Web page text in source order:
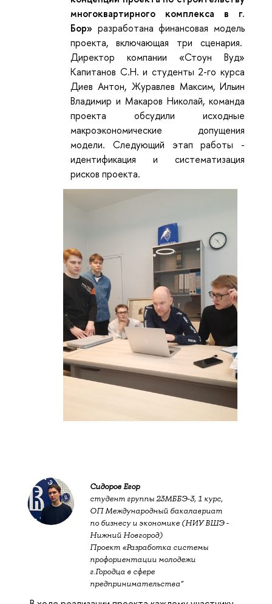
многоквартирного комплекса в г.
Бор» разработана финансовая модель
проекта, включающая три сценария.
Директор компании «Стоун Вуд»
Капитанов С.Н. и студенты 2-го курса
Диев Антон, Журавлев Максим, Ильин
Владимир и Макаров Николай, команда
проекта обсудили исходные
макроэкономические допущения
модели. Следующий этап работы -
идентификация и систематизация
рисков проекта.
Сидоров Егор
студент группы 23МББЭ-3, 1 курс,
ОП Международный бакалавриат
по бизнесу и экономике (НИУ ВШЭ -
Нижний Новгород)
Проект «Разработка системы
профориентации молодежи
г.Городца в сфере
предпринимательства"